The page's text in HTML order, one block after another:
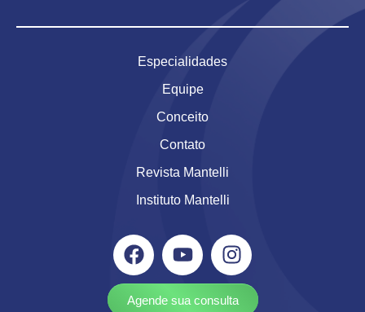
Especialidades
Equipe
Conceito
Contato
Revista Mantelli
Instituto Mantelli
Agende sua consulta